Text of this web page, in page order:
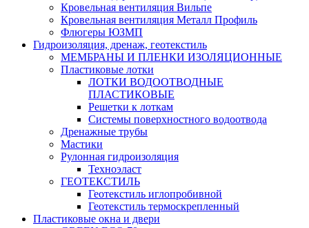
Кровельная вентиляция Вильпе
Кровельная вентиляция Металл Профиль
Флюгеры ЮЗМП
Гидроизоляция, дренаж, геотекстиль
МЕМБРАНЫ И ПЛЕНКИ ИЗОЛЯЦИОННЫЕ
Пластиковые лотки
ЛОТКИ ВОДООТВОДНЫЕ
ПЛАСТИКОВЫЕ
Решетки к лоткам
Системы поверхностного водоотвода
Дренажные трубы
Мастики
Рулонная гидроизоляция
Техноэласт
ГЕОТЕКСТИЛЬ
Геотекстиль иглопробивной
Геотекстиль термоскрепленный
Пластиковые окна и двери